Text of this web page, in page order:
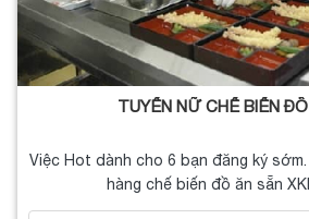
TUYỂN NỮ CHẾ BIẾN
Việc Hot dành cho 6 bạn đăng ký
hàng chế biến đồ ăn sẵn